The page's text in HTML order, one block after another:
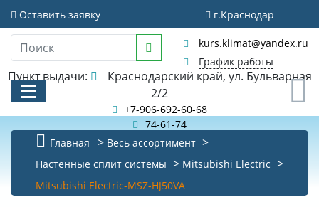
Оставить заявку г.Краснодар
kurs.klimat@yandex.ru
График работы
Пункт выдачи:
2/2
+7-906-692-60-68
74-61-74
КАТАЛОГ
АКЦИИ И РАСПРОДАЖИ
Главная
Весь ассортимент
Настенные сплит системы
Mitsubishi Electric
Mitsubishi Electric-MSZ-HJ50VA